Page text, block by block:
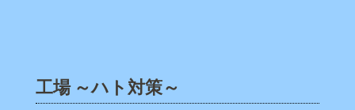
工場 ～ハト対策～